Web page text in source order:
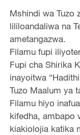
Mshindi wa Tuzo
lililoandaliwa na
ametangazwa.
Filamu fupi
Fupi cha Shirika
inayoitwa
Tuzo Maalum ya
Filamu hiyo
kifedha, ambapo
kiakiolojia katika